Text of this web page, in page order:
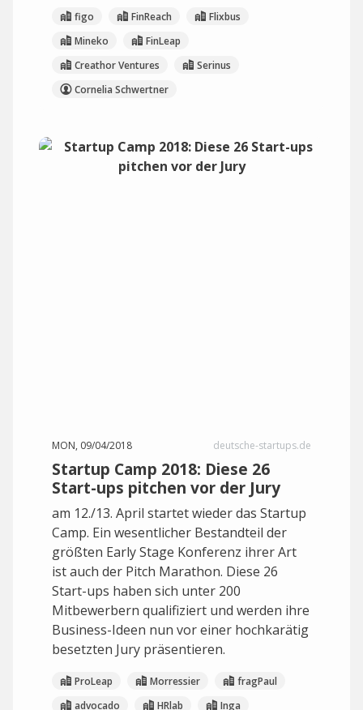
figo FinReach
Flixbus
Mineko
FinLeap
Creathor Ventures
Serinus
Cornelia Schwertner
MON, 09/04/2018 deutsche-startups.de
Startup Camp 2018: Diese 26
Start-ups pitchen vor der Jury
am 12./13. April startet wieder das Startup
Camp. Ein wesentlicher Bestandteil der
größten Early Stage Konferenz ihrer Art
ist auch der Pitch Marathon. Diese 26
Start-ups haben sich unter 200
Mitbewerbern qualifiziert und werden ihre
Business-Ideen nun vor einer hochkarätig
besetzten Jury präsentieren.
ProLeap Morressier
fragPaul
advocado
HRlab
Inga